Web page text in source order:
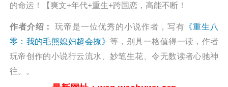
的命运！【爽文+年代+重生+跨国恋，高能不断！
作者介绍： 玩帝是一位优秀的小说作者，写有 《重生八
零：我的毛熊媳妇超会撩》 等，别具一格值得一读，作者
玩帝创作的小说行云流水、妙笔生花、令无数读者心驰神
往。。